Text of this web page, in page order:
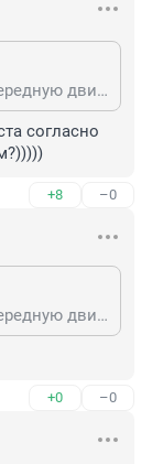
Никто никуда не пойдет. Затеют очередную движуху, которая станет уважительной причиной.
согласно
+8 –0
Никто никуда не пойдет. Затеют очередную движуху, которая станет уважительной причиной.
+0 –0